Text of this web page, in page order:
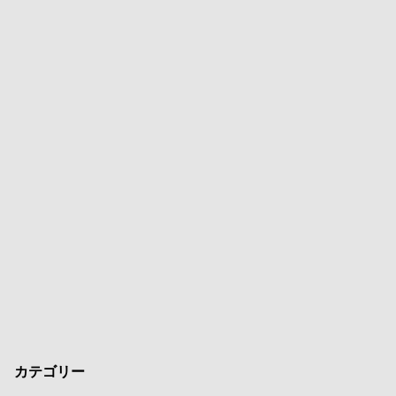
カテゴリー